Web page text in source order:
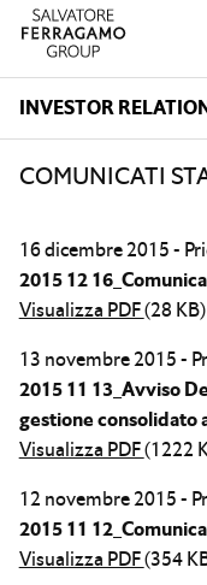
Salta alla navigazione
Salta al contenuto principale
Salta al piè di pagina
INVESTOR
COMUNICATI
16 dicembre 2015 -
2015 12
Visualizza PDF(28 KB)
13 novembre 2015 -
2015 11 13_Avviso
gestione consolidato
Visualizza PDF(1222
12 novembre 2015 -
2015 11
Visualizza PDF(354